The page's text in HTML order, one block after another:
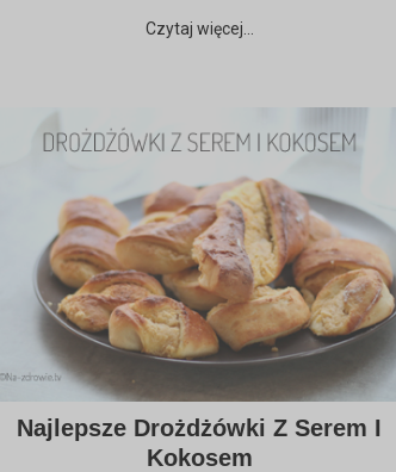
Czytaj więcej...
Najlepsze Drożdżówki Z Serem I
Kokosem